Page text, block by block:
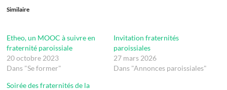
Similaire
Etheo, un MOOC à suivre en
fraternité paroissiale
20 octobre 2023
Dans "Se former"
Invitation fraternités
paroissiales
27 mars 2026
Dans "Annonces paroissiales"
Soirée des fraternités de la